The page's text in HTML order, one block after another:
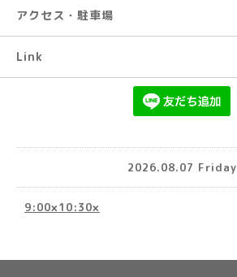
アクセス・駐車場
Link
2026.08.07 Friday
9:00×10:30×